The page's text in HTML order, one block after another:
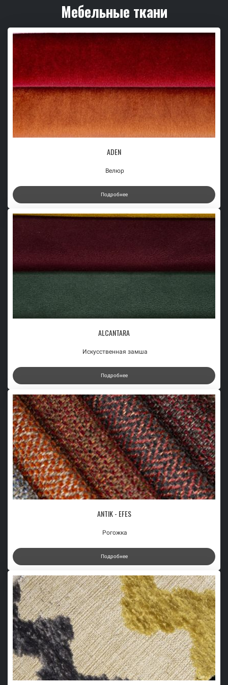
Мебельные ткани
ADEN
Велюр
Подробнее
ALCANTARA
Искусственная замша
Подробнее
ANTIK - EFES
Рогожка
Подробнее